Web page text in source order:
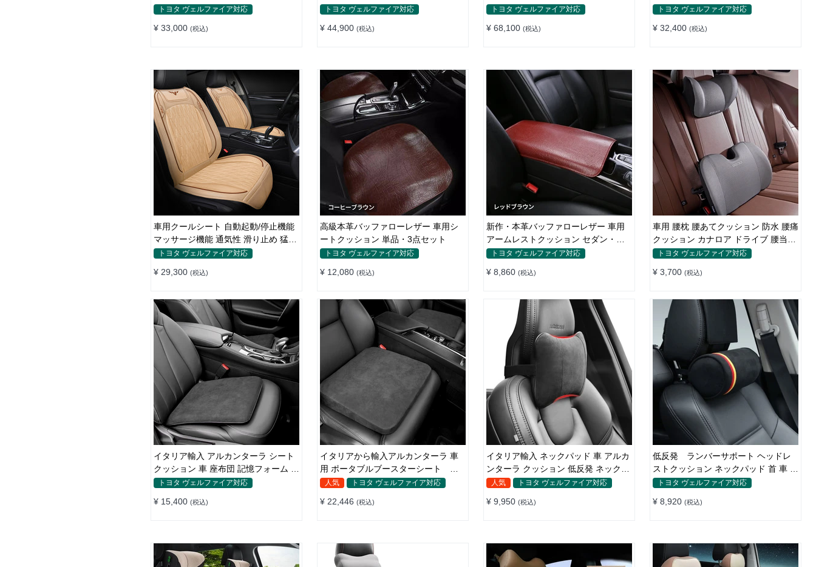
ファン 取付簡単
トヨタ ヴェルファイア対応
¥ 33,000 (税込)
策 取付簡単
トヨタ ヴェルファイア対応
¥ 44,900 (税込)
却 夏 四季通用
トヨタ ヴェルファイア対応
¥ 68,100 (税込)
式 メッシュ
トヨタ ヴェルファイア対応
¥ 32,400 (税込)
車用クールシート 自動起動/停止機能
マッサージ機能 通気性 滑り止め 猛暑
対策 取付簡単
トヨタ ヴェルファイア対応
¥ 29,300 (税込)
高級本革バッファローレザー 車用シ
ートクッション 単品・3点セット
トヨタ ヴェルファイア対応
¥ 12,080 (税込)
新作・本革バッファローレザー 車用
アームレストクッション セダン・
SUV対応 高級牛革アームレストパッ
トヨタ ヴェルファイア対応
¥ 8,860 (税込)
車用 腰枕 腰あてクッション 防水 腰痛
クッション カナロア ドライブ 腰当て
腰痛対策 ウェットスーツ素材 腰サポ
トヨタ ヴェルファイア対応
¥ 3,700 (税込)
イタリア輸入 アルカンターラ シート
クッション 車 座布団 記憶フォーム 通
気性抜群
トヨタ ヴェルファイア対応
¥ 15,400 (税込)
イタリアから輸入アルカンターラ 車
用 ポータブルブースターシート 防
寒人気 トヨタ ヴェルファイア対応
¥ 22,446 (税込)
イタリア輸入 ネックパッド 車 アルカ
ンターラ クッション 低反発 ネックピ
ロー ドライブ
人気 トヨタ ヴェルファイア対応
¥ 9,950 (税込)
低反発 ランバーサポート ヘッドレ
ストクッション ネックパッド 首 車 ア
ルカンターラ
トヨタ ヴェルファイア対応
¥ 8,920 (税込)